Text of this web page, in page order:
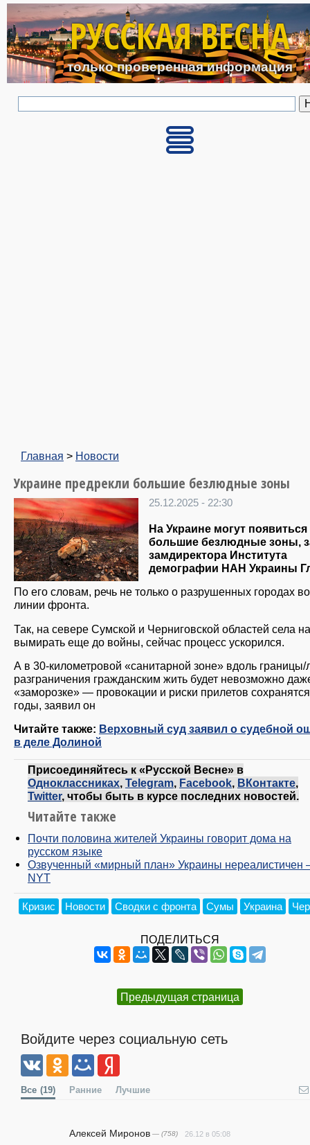
Перейти к основному
РУССКАЯ ВЕСНА
только проверенная информация
Главная > Новости
Украине предрекли большие безлюдные зоны
25.12.2025 - 22:30
На Украине могут появиться
большие безлюдные зоны,
замдиректора Института
демографии НАН Украины
По его словам, речь не только о разрушенных городах
линии фронта.
Так, на cевере Сумской и Черниговской областей села
вымирать еще до войны, сейчас процесс ускорился.
А в 30-километровой «санитарной зоне» вдоль границы/
разграничения гражданским жить будет невозможно
«заморозке» — провокации и риски прилетов
годы, заявил он
Читайте также: Верховный суд заявил о судебной
в деле Долиной
Присоединяйтесь к «Русской Весне» в
Одноклассниках, Telegram, Facebook, ВКонтакте,
Twitter, чтобы быть в курсе последних новостей.
Читайте также
Почти половина жителей Украины говорит дома на
русском языке
Озвученный «мирный план» Украины нереалистичен
NYT
Кризис Новости Сводки с фронта Сумы Украина
ПОДЕЛИТЬСЯ
Предыдущая страница
Войдите через социальную сеть
Все (19) Ранние Лучшие
Алексей Миронов — (758) 26.12 в 05:08